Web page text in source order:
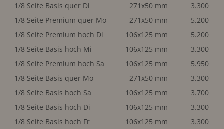
1/8 Seite Basis quer Di
271x50 mm
3.300
1/8 Seite Premium quer Mo
271x50 mm
5.200
1/8 Seite Premium hoch Di
106x125 mm
5.200
1/8 Seite Basis hoch Mi
106x125 mm
3.300
1/8 Seite Premium hoch Sa
106x125 mm
5.950
1/8 Seite Basis quer Mo
271x50 mm
3.300
1/8 Seite Basis hoch Sa
106x125 mm
3.700
1/8 Seite Basis hoch Di
106x125 mm
3.300
1/8 Seite Basis hoch Fr
106x125 mm
3.300